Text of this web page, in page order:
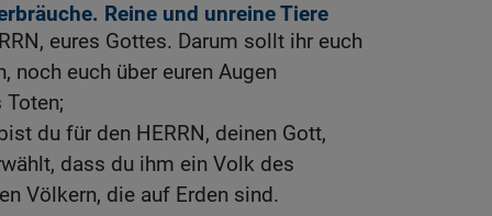
Reine und unreine Tiere
eures Gottes. Darum sollt ihr euch
noch euch über euren Augen
du für den HERRN, deinen Gott,
dass du ihm ein Volk des
Völkern, die auf Erden sind.